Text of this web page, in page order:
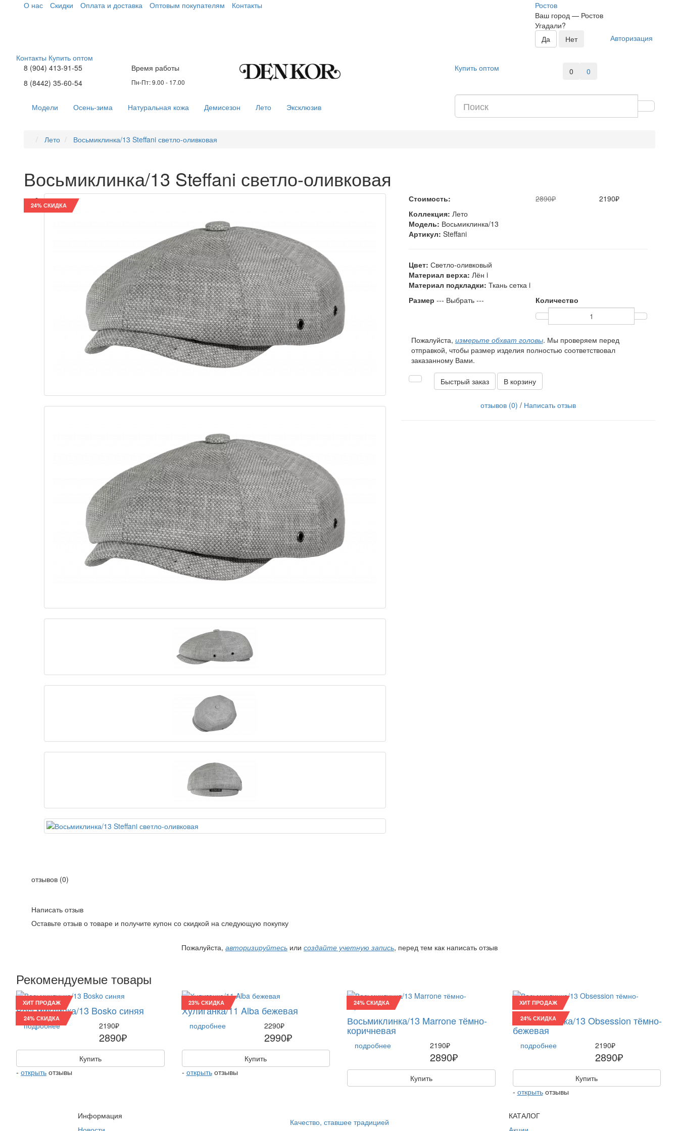
О нас Скидки Оплата и доставка Оптовым покупателям Контакты
Ростов
Ваш город — Ростов
Угадали?
Авторизация
Контакты Купить оптом
8 (904) 413-91-55
8 (8442) 35-60-54
Время работы
Пн-Пт: 9.00 - 17.00
Купить оптом 0 0
Модели Осень-зима Натуральная кожа Демисезон Лето Эксклюзив
Лето Восьмиклинка/13 Steffani светло-оливковая
Восьмиклинка/13 Steffani светло-оливковая
24% СКИДКА
Стоимость: 2890₽
2190₽
Коллекция: Лето
Модель: Восьмиклинка/13
Артикул: Steffani
Цвет: Светло-оливковый
Материал верха: Лён i
Материал подкладки: Ткань сетка i
Размер --- Выбрать --- Количество
Пожалуйста, измерьте обхват головы. Мы проверяем перед
отправкой, чтобы размер изделия полностью соответствовал
заказанному Вами.
Быстрый заказ В корзину
отзывов (0) / Написать отзыв
отзывов (0)
Написать отзыв
Оставьте отзыв о товаре и получите купон со скидкой на следующую покупку
Пожалуйста, авторизируйтесь или создайте учетную запись, перед тем как написать отзыв
Рекомендуемые товары
ХИТ ПРОДАЖ
24% СКИДКА
Восьмиклинка/13 Bosko синяя
подробнее 2190₽
2890₽
Купить
- открыть отзывы
23% СКИДКА
Хулиганка/11 Alba бежевая
подробнее 2290₽
2990₽
Купить
- открытьотзывы
24% СКИДКА
Восьмиклинка/13 Marrone тёмно-
коричневая
подробнее 2190₽
2890₽
Купить
ХИТ ПРОДАЖ
24% СКИДКА
Восьмиклинка/13 Obsession тёмно-
бежевая
подробнее 2190₽
2890₽
Купить
- открытьотзывы
Информация
Качество, ставшее традицией
КАТАЛОГ